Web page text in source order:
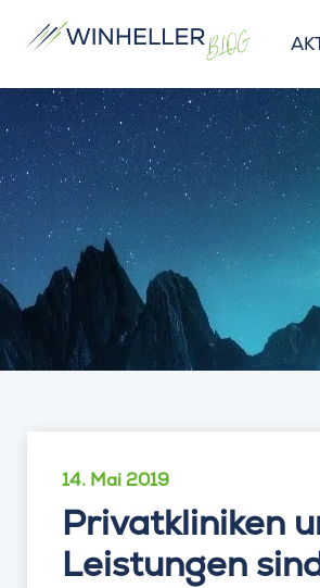
14. Mai 2019
Privatkliniken
Leistungen